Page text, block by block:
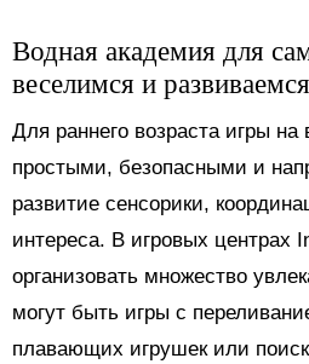
Водная академия для
веселимся и развиваемся
Для раннего возраста игры
простыми, безопасными и
развитие сенсорики,
интереса. В игровых центрах
организовать множество
могут быть игры с
плавающих игрушек или